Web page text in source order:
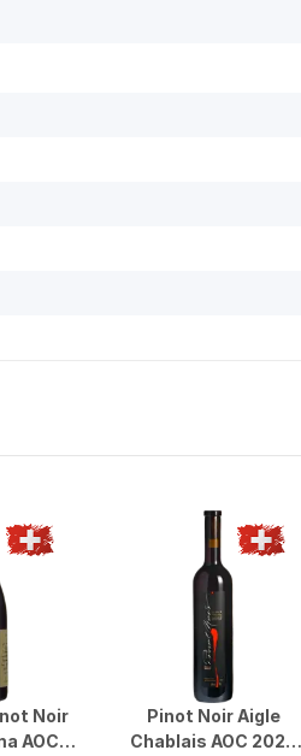
Noir
AOC
Pinot Noir Aigle
Chablais AOC 2022